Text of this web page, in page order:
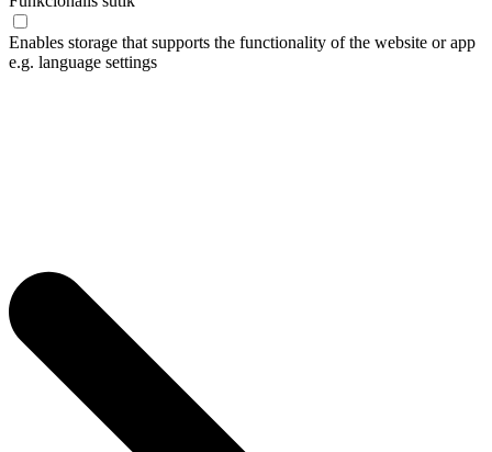
Enables storage that supports the functionality of the website or app
e.g. language settings